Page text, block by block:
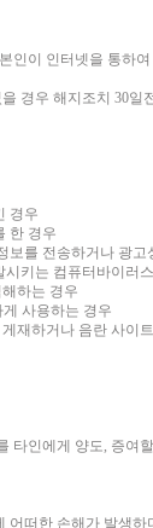
인이 인터넷을 통하
경우 해지조치 30
경우
한 경우
보를 전송하거나 광고
키는 컴퓨터바이러
하는 경우
사용하는 경우
재하거나 음란 사이
타인에게 양도, 증여
떠한 손해가 발생하